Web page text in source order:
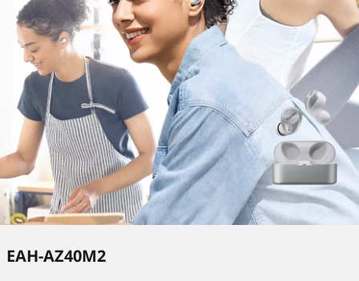
EAH-AZ40M2